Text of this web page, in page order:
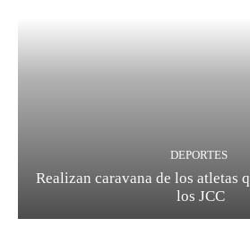
DEPORTES
Realizan caravana de los atletas
los JCC